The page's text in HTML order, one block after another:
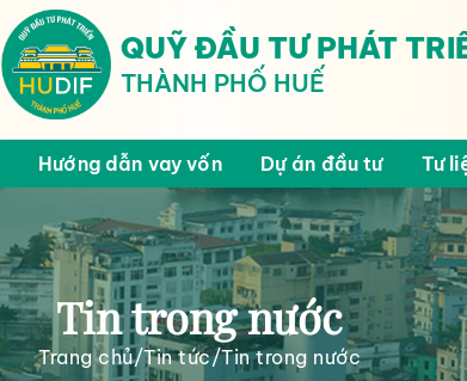
QUỸ ĐẦU TƯ PHÁT
THÀNH PHỐ HUẾ
Hướng dẫn vay vốn Dự án đầu tư Tư
Tin trong nước
Trang chủ/Tin tức/Tin trong nước